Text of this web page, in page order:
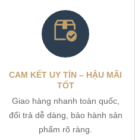
CAM KẾT UY TÍN – HẬU MÃI
TỐT
Giao hàng nhanh toàn quốc,
đổi trả dễ dàng, bảo hành sản
phẩm rõ ràng.